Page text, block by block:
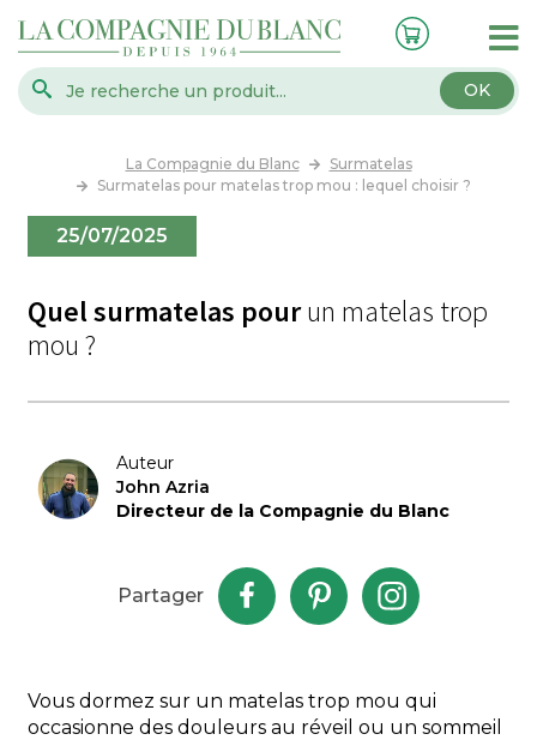
OK
La Compagnie du Blanc
Surmatelas
Surmatelas pour matelas trop mou : lequel choisir ?
25/07/2025
Quel surmatelas pourun matelas trop
mou ?
Auteur
John Azria
Directeur de la Compagnie du Blanc
Partager
Vous dormez sur un matelas trop mou qui
occasionne des douleurs au réveil ou un sommeil